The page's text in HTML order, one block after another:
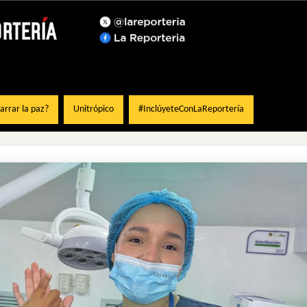
la paz? Unitrópico #InclúyeteConLaReportería